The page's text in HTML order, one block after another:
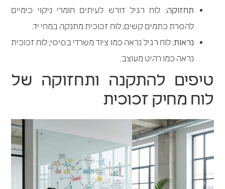
תחזוקה: לוח רגיל דורש לעיתים חומרי ניקוי כימיים
להסרת כתמים קשים; לוח זכוכית מתנקה במחי יד.
נראות:לוח רגיל נראה כמו ציוד משרדי בסיסי; לוח זכוכית
נראה כמו רהיט מעוצב.
טיפים להתקנה ותחזוקה של
לוח מחיק זכוכית